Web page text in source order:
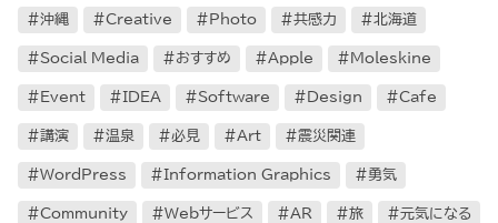
沖縄 Creative Photo 共感力 北海道
Social Media おすすめ Apple Moleskine
Event IDEA Software Design Cafe
講演 温泉 必見 Art 震災関連
WordPress Information Graphics 勇気
Community Webサービス AR 旅 元気になる